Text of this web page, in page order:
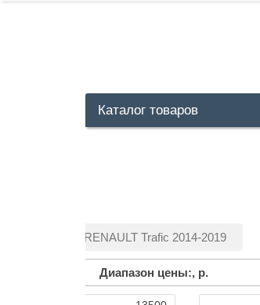
Каталог товаров
RENAULT Trafic 2014-2019
Диапазон цены:, р.